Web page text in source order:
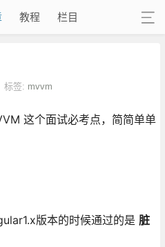
教程 栏目
标签: mvvm
这个面试必考点，简简单单
版本的时候通过的是 脏